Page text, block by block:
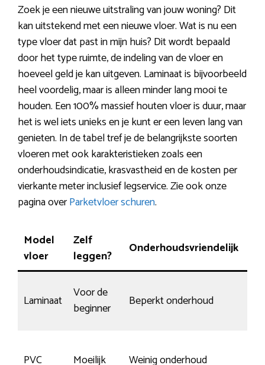
Zoek je een nieuwe uitstraling van jouw woning? Dit
kan uitstekend met een nieuwe vloer. Wat is nu een
type vloer dat past in mijn huis? Dit wordt bepaald
door het type ruimte, de indeling van de vloer en
hoeveel geld je kan uitgeven. Laminaat is bijvoorbeeld
heel voordelig, maar is alleen minder lang mooi te
houden. Een 100% massief houten vloer is duur, maar
het is wel iets unieks en je kunt er een leven lang van
genieten. In de tabel tref je de belangrijkste soorten
vloeren met ook karakteristieken zoals een
onderhoudsindicatie, krasvastheid en de kosten per
vierkante meter inclusief legservice. Zie ook onze
pagina overParketvloer schuren.
Model
vloer
Zelf
leggen?
Onderhoudsvriendelijk
Laminaat
Voor de
beginner
Beperkt onderhoud
PVC Moeilijk Weinig onderhoud